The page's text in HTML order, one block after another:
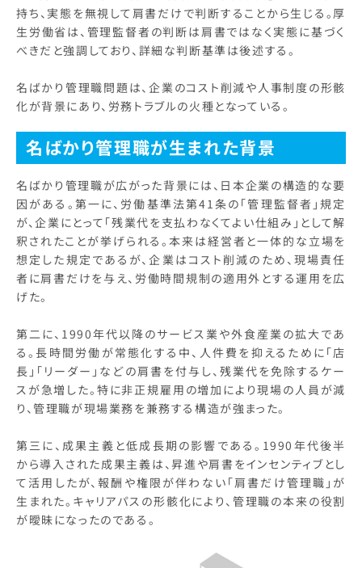
持ち、実態を無視して肩書だけで判断することから生じる。厚
生労働省は、管理監督者の判断は肩書ではなく実態に基づく
べきだと強調しており、詳細な判断基準は後述する。
名ばかり管理職問題は、企業のコスト削減や人事制度の形骸
化が背景にあり、労務トラブルの火種となっている。
名ばかり管理職が生まれた背景
名ばかり管理職が広がった背景には、日本企業の構造的な要
因がある。第一に、労働基準法第41条の「管理監督者」規定
が、企業にとって「残業代を支払わなくてよい仕組み」として解
釈されたことが挙げられる。本来は経営者と一体的な立場を
想定した規定であるが、企業はコスト削減のため、現場責任
者に肩書だけを与え、労働時間規制の適用外とする運用を広
げた。
第二に、1990年代以降のサービス業や外食産業の拡大であ
る。長時間労働が常態化する中、人件費を抑えるために「店
長」「リーダー」などの肩書を付与し、残業代を免除するケー
スが急増した。特に非正規雇用の増加により現場の人員が減
り、管理職が現場業務を兼務する構造が強まった。
第三に、成果主義と低成長期の影響である。1990年代後半
から導入された成果主義は、昇進や肩書をインセンティブとし
て活用したが、報酬や権限が伴わない「肩書だけ管理職」が
生まれた。キャリアパスの形骸化により、管理職の本来の役割
が曖昧になったのである。